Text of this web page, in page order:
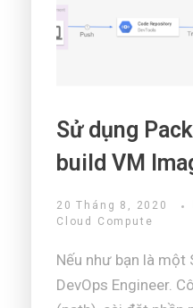
Sử dụng
build VM
20 Tháng 8, 2020
Cloud Compute
Nếu như bạn là
DevOps Engineer.